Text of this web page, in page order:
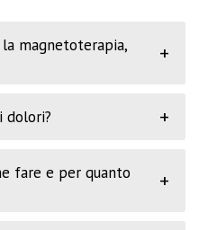
magnetoterapia,
+
dolori? +
fare e per quanto
+